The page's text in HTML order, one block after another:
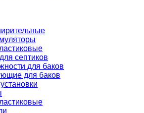
септиков
для баков
для баков